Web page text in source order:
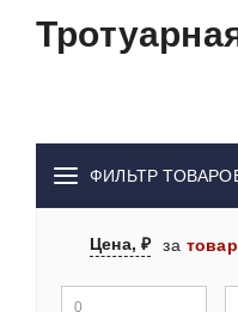
ФИЛЬТР
Цена, ₽ за товар